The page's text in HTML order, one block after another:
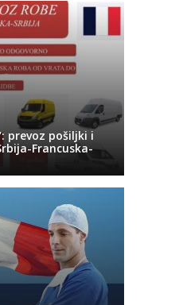
prevoz pošiljki i
Francuska-